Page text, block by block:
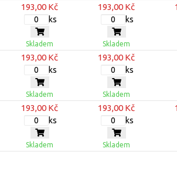
193,00 Kč
ks
Skladem
193,00 Kč
ks
Skladem
193,00 Kč
ks
Skladem
193,00 Kč
ks
Skladem
193,00 Kč
ks
Skladem
193,00 Kč
ks
Skladem